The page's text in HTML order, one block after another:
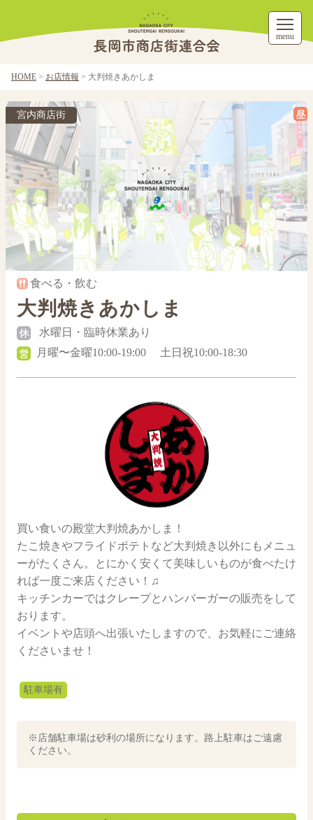
menu
HOME > お店情報 > 大判焼きあかしま
宮内商店街
食べる・飲む
大判焼きあかしま
水曜日・臨時休業あり
月曜〜金曜10:00-19:00 土日祝10:00-18:30
買い食いの殿堂大判焼あかしま！
たこ焼きやフライドポテトなど大判焼き以外にもメニュ
ーがたくさん。とにかく安くて美味しいものが食べたけ
れば一度ご来店ください！♫
キッチンカーではクレープとハンバーガーの販売をして
おります。
イベントや店頭へ出張いたしますので、お気軽にご連絡
くださいませ！
駐車場有
※店舗駐車場は砂利の場所になります。路上駐車はご遠慮
ください。